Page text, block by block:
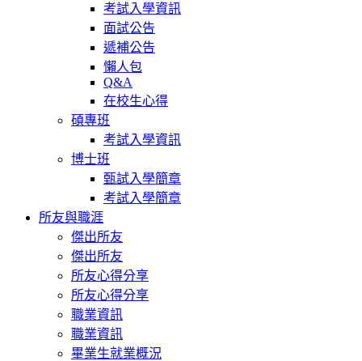
考試入學資訊
面試公告
遞補公告
懶人包
Q&A
在校生心得
碩專班
考試入學資訊
博士班
甄試入學簡章
考試入學簡章
所友與職涯
傑出所友
傑出所友
所友心得分享
所友心得分享
職業資訊
職業資訊
畢業生就業概況